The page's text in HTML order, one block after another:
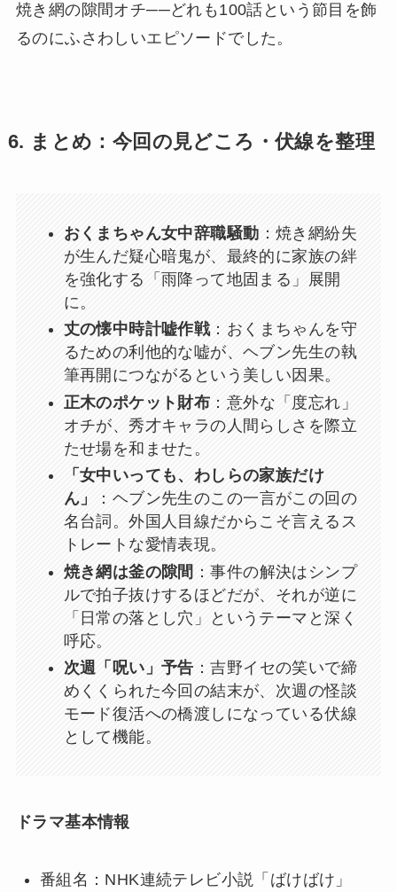
焼き網の隙間オチ──どれも100話という節目を飾
るのにふさわしいエピソードでした。
6. まとめ：今回の見どころ・伏線を整理
おくまちゃん女中辞職騒動 ：焼き網紛失
が生んだ疑心暗鬼が、最終的に家族の絆
を強化する「雨降って地固まる」展開
に。
丈の懐中時計嘘作戦：おくまちゃんを守
るための利他的な嘘が、ヘブン先生の執
筆再開につながるという美しい因果。
正木のポケット財布 ：意外な「度忘れ」
オチが、秀才キャラの人間らしさを際立
たせ場を和ませた。
「女中いっても、わしらの家族だけ
ん」
：ヘブン先生のこの一言がこの回の
名台詞。外国人目線だからこそ言えるス
トレートな愛情表現。
焼き網は釜の隙間 ：事件の解決はシンプ
ルで拍子抜けするほどだが、それが逆に
「日常の落とし穴」というテーマと深く
呼応。
次週「呪い」予告 ：吉野イセの笑いで締
めくくられた今回の結末が、次週の怪談
モード復活への橋渡しになっている伏線
として機能。
ドラマ基本情報
番組名：NHK連続テレビ小説「ばけばけ」